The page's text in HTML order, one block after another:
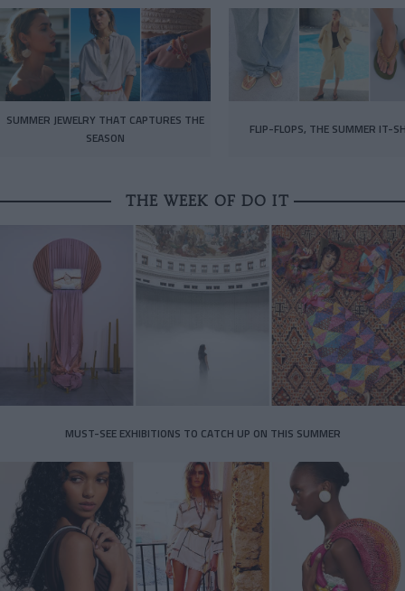
SUMMER JEWELRY THAT CAPTURES THE
SEASON
FLIP-FLOPS, THE SUMMER IT-
THE WEEK OF DO IT
MUST-SEE EXHIBITIONS TO CATCH UP ON THIS SUMMER